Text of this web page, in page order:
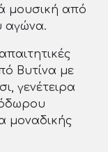
μουσική από
αγώνα.
Βυτίνα με
γενέτειρα
μοναδικής